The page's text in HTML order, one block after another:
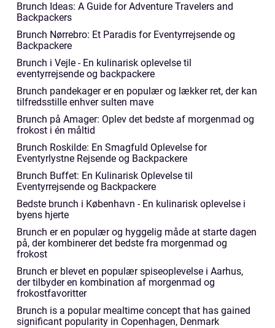
Brunch Ideas: A Guide for Adventure Travelers and
Backpackers
Brunch Nørrebro: Et Paradis for Eventyrrejsende og
Backpackere
Brunch i Vejle - En kulinarisk oplevelse til
eventyrrejsende og backpackere
Brunch pandekager er en populær og lækker ret, der kan
tilfredsstille enhver sulten mave
Brunch på Amager: Oplev det bedste af morgenmad og
frokost i én måltid
Brunch Roskilde: En Smagfuld Oplevelse for
Eventyrlystne Rejsende og Backpackere
Brunch Buffet: En Kulinarisk Oplevelse til
Eventyrrejsende og Backpackere
Bedste brunch i København - En kulinarisk oplevelse i
byens hjerte
Brunch er en populær og hyggelig måde at starte dagen
på, der kombinerer det bedste fra morgenmad og
frokost
Brunch er blevet en populær spiseoplevelse i Aarhus,
der tilbyder en kombination af morgenmad og
frokostfavoritter
Brunch is a popular mealtime concept that has gained
significant popularity in Copenhagen, Denmark